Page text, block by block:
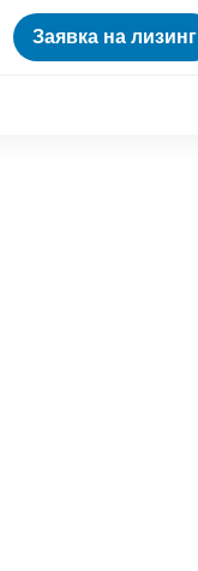
Заявка на лизинг